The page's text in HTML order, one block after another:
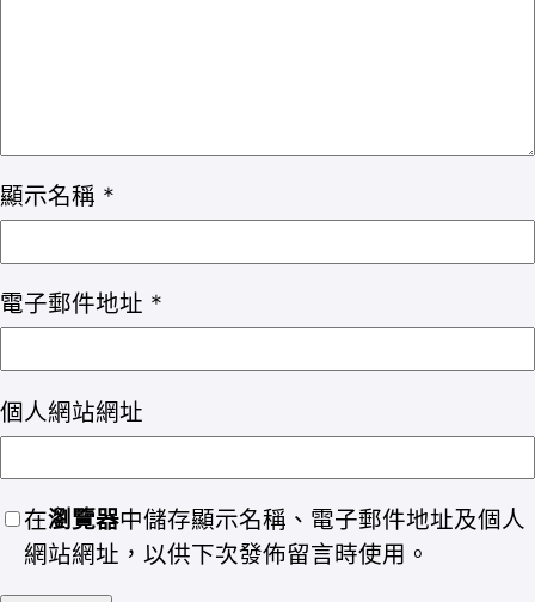
顯示名稱 *
電子郵件地址 *
個人網站網址
在瀏覽器中儲存顯示名稱、電子郵件地址及個人
網站網址，以供下次發佈留言時使用。